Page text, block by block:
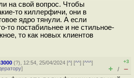
на свой вопрос. Чтобы
то киллерфичи, они в
ядро тянули. А если
то постабильнее и не стильное-
то как новых клиентов
(?), 12:54, 25/04/2024 [^] [^^] [^^^]
]
+3
+ / –